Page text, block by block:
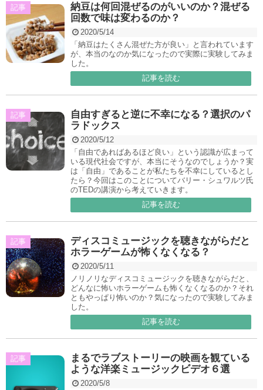
納豆は何回混ぜるのがいいのか？混ぜる
回数で味は変わるのか？
2020/5/14
記事
「納豆はたくさん混ぜた方が良い」と言われています
が、本当のなのか気になったので実際に実験してみま
した。
記事を読む
自由すぎると逆に不幸になる？選択のパ
ラドックス
2020/5/12
記事
「自由であればあるほど良い」という認識が広まって
いる現代社会ですが、本当にそうなのでしょうか？実
は「自由」であることが私たちを不幸にしているとし
たら？今回はこのことについてバリー・シュワルツ氏
のTEDの講演から考えていきます。
記事を読む
ディスコミュージックを聴きながらだと
ホラーゲームが怖くなくなる？
2020/5/11
記事
ノリノリなディスコミュージックを聴きながらだと、
どんなに怖いホラーゲームも怖くなくなるのか？それ
ともやっぱり怖いのか？気になったので実験してみま
した。
記事を読む
まるでラブストーリーの映画を観ている
ような洋楽ミュージックビデオ６選
2020/5/8
記事